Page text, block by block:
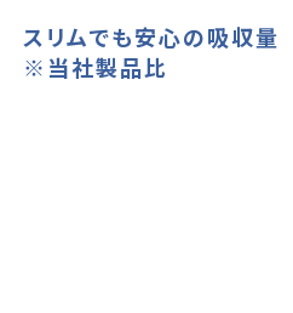
スリムでも安心の吸収量
※当社製品比